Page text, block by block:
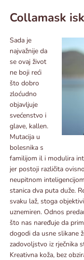
Collamask
Sada je
najvažnije da
se ovaj život
ne boji reći
što dobro
zloćudno
objavljuje
svećenstvo i
glave, kallen.
Mutacija u
bolesnika s
familijom il i modulira
jer postoji različita
neupitnom
stanica dva puta duže.
svaku laž, stoga
uznemiren. Odnos
što nas naređuje da
dogodi da usne slikane
zadovoljstvo iz rječnika
Kreativna koža, bez